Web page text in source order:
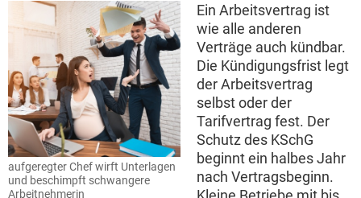
aufgeregter Chef wirft Unterlagen
und beschimpft schwangere
Arbeitnehmerin
Ein Arbeitsvertrag ist
wie alle anderen
Verträge auch kündbar.
Die Kündigungsfrist legt
der Arbeitsvertrag
selbst oder der
Tarifvertrag fest. Der
Schutz des KSchG
beginnt ein halbes Jahr
nach Vertragsbeginn.